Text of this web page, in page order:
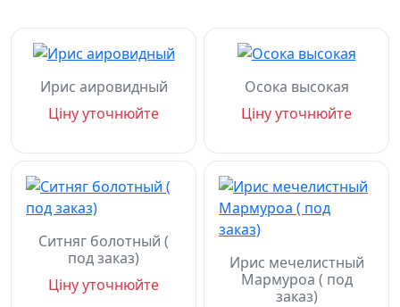
Ирис аировидный
Ціну уточнюйте
Осока высокая
Ціну уточнюйте
Ситняг болотный (
под заказ)
Ціну уточнюйте
Ирис мечелистный
Мармуроа ( под
заказ)